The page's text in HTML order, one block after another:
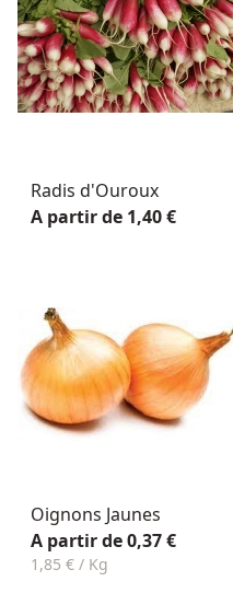
Radis d'Ouroux
A partir de 1,40 €
Oignons Jaunes
A partir de 0,37 €
1,85 € / Kg